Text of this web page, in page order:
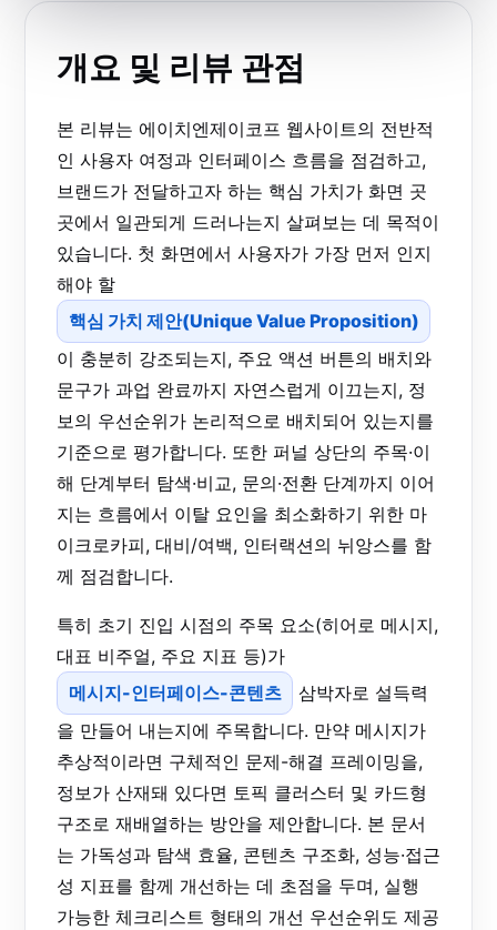
개요 및 리뷰 관점
본 리뷰는 에이치엔제이코프 웹사이트의 전반적
인 사용자 여정과 인터페이스 흐름을 점검하고,
브랜드가 전달하고자 하는 핵심 가치가 화면 곳
곳에서 일관되게 드러나는지 살펴보는 데 목적이
있습니다. 첫 화면에서 사용자가 가장 먼저 인지
해야 할
핵심 가치 제안(Unique Value Proposition)
이 충분히 강조되는지, 주요 액션 버튼의 배치와
문구가 과업 완료까지 자연스럽게 이끄는지, 정
보의 우선순위가 논리적으로 배치되어 있는지를
기준으로 평가합니다. 또한 퍼널 상단의 주목·이
해 단계부터 탐색·비교, 문의·전환 단계까지 이어
지는 흐름에서 이탈 요인을 최소화하기 위한 마
이크로카피, 대비/여백, 인터랙션의 뉘앙스를 함
께 점검합니다.
특히 초기 진입 시점의 주목 요소(히어로 메시지,
대표 비주얼, 주요 지표 등)가
메시지-인터페이스-콘텐츠
삼박자로 설득력
을 만들어 내는지에 주목합니다. 만약 메시지가
추상적이라면 구체적인 문제-해결 프레이밍을,
정보가 산재돼 있다면 토픽 클러스터 및 카드형
구조로 재배열하는 방안을 제안합니다. 본 문서
는 가독성과 탐색 효율, 콘텐츠 구조화, 성능·접근
성 지표를 함께 개선하는 데 초점을 두며, 실행
가능한 체크리스트 형태의 개선 우선순위도 제공